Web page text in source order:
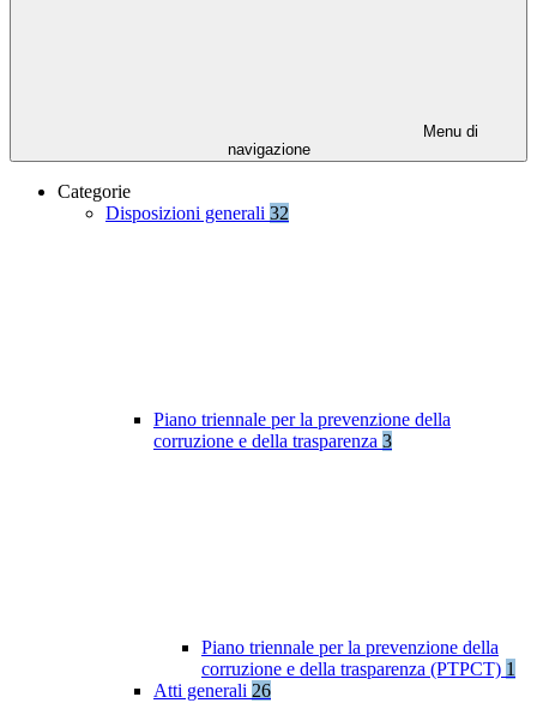
Menu di
navigazione
Categorie
Disposizioni generali 32
Piano triennale per la prevenzione della
corruzione e della trasparenza 3
Piano triennale per la prevenzione della
corruzione e della trasparenza (PTPCT) 1
Atti generali 26